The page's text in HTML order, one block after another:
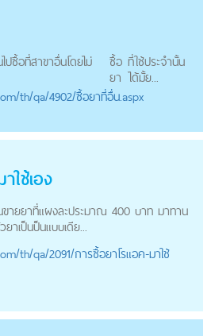
ปซื้อที่สาขาอื่นโดยไม่
ซื้อ
ยา
ที่ใช้ประจำนั้น
ได้มั้ย...
/th/qa/4902/ซื้อยาที่อื่น.aspx
ใช้เอง
ขายยาที่แผงละประมาณ 400 บาท มาทาน
าเป็นป็นแบบเดีย...
/th/qa/2091/การซื้อยาโรแอค-มาใช้